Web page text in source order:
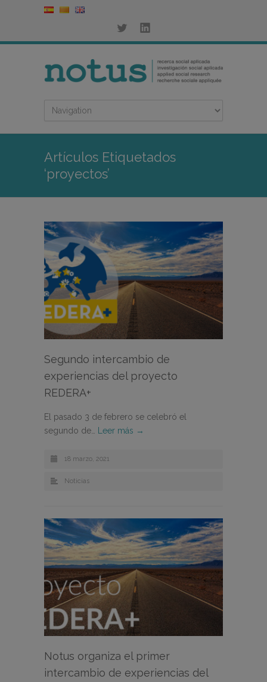
Artículos Etiquetados
‘proyectos’
Segundo intercambio de
experiencias del proyecto
REDERA+
El pasado 3 de febrero se celebró el
segundo de…
Leer más →
18 marzo, 2021
Noticias
Notus organiza el primer
intercambio de experiencias del